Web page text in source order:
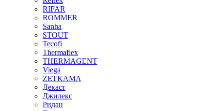
RIFAR
ROMMER
Sanha
STOUT
Tecofi
Thermaflex
THERMAGENT
Viega
ZETKAMA
Декаст
Джилекс
Ридан